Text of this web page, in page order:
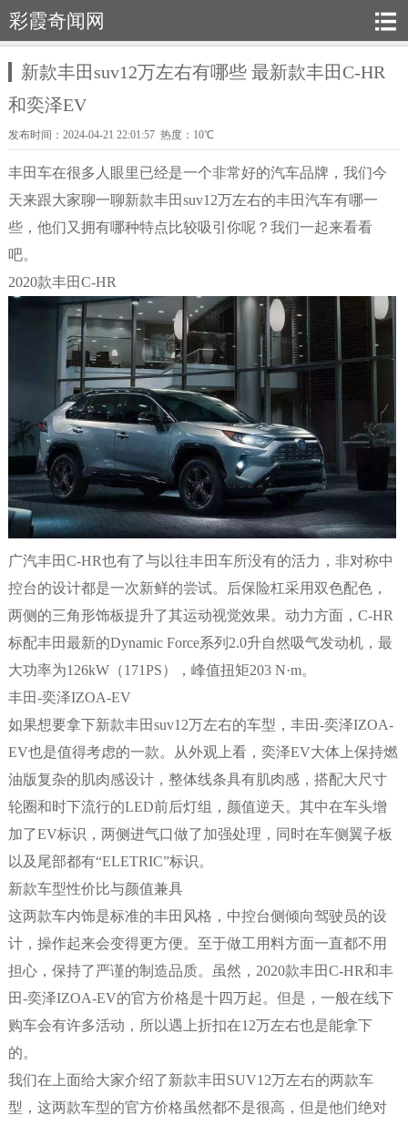
彩霞奇闻网
新款丰田suv12万左右有哪些 最新款丰田C-HR
和奕泽EV
发布时间：2024-04-21 22:01:57 热度：10℃
丰田车在很多人眼里已经是一个非常好的汽车品牌，我们今
天来跟大家聊一聊新款丰田suv12万左右的丰田汽车有哪一
些，他们又拥有哪种特点比较吸引你呢？我们一起来看看
吧。
2020款丰田C-HR
广汽丰田C-HR也有了与以往丰田车所没有的活力，非对称中
控台的设计都是一次新鲜的尝试。后保险杠采用双色配色，
两侧的三角形饰板提升了其运动视觉效果。动力方面，C-HR
标配丰田最新的Dynamic Force系列2.0升自然吸气发动机，最
大功率为126kW（171PS），峰值扭矩203 N·m。
丰田-奕泽IZOA-EV
如果想要拿下新款丰田suv12万左右的车型，丰田-奕泽IZOA-
EV也是值得考虑的一款。从外观上看，奕泽EV大体上保持燃
油版复杂的肌肉感设计，整体线条具有肌肉感，搭配大尺寸
轮圈和时下流行的LED前后灯组，颜值逆天。其中在车头增
加了EV标识，两侧进气口做了加强处理，同时在车侧翼子板
以及尾部都有“ELETRIC”标识。
新款车型性价比与颜值兼具
这两款车内饰是标准的丰田风格，中控台侧倾向驾驶员的设
计，操作起来会变得更方便。至于做工用料方面一直都不用
担心，保持了严谨的制造品质。虽然，2020款丰田C-HR和丰
田-奕泽IZOA-EV的官方价格是十四万起。但是，一般在线下
购车会有许多活动，所以遇上折扣在12万左右也是能拿下
的。
我们在上面给大家介绍了新款丰田SUV12万左右的两款车
型，这两款车型的官方价格虽然都不是很高，但是他们绝对